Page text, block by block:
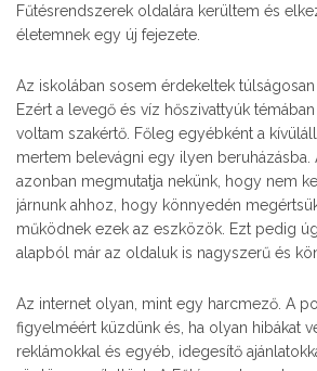
Fűtésrendszerek oldalára kerültem és
életemnek egy új fejezete.
Az iskolában sosem érdekeltek
Ezért a levegő és víz hőszivattyúk
voltam szakértő. Főleg egyébként a
mertem belevágni egy ilyen beruházásba.
azonban megmutatja nekünk, hogy nem
járnunk ahhoz, hogy könnyedén
működnek ezek az eszközök. Ezt pedig
alapból már az oldaluk is nagyszerű és
Az internet olyan, mint egy harcmező. A
figyelméért küzdünk és, ha olyan hibákat
reklámokkal és egyéb, idegesítő